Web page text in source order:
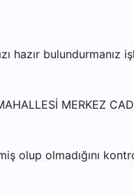
bulundurmanız
MERKEZ
olup olmadığını